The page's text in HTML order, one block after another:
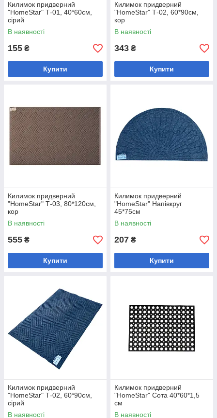
Килимок придверний
"HomeStar" Т-01, 40*60см,
сірий
В наявності
155 ₴
Купити
Килимок придверний
"HomeStar" Т-02, 60*90см,
кор
В наявності
343 ₴
Купити
Килимок придверний
"HomeStar" Т-03, 80*120см,
кор
В наявності
555 ₴
Купити
Килимок придверний
"HomeStar" Напівкруг
45*75см
В наявності
207 ₴
Купити
Килимок придверний
"HomeStar" Т-02, 60*90см,
сірий
В наявності
Килимок придверний
"HomeStar" Сота 40*60*1,5
см
В наявності